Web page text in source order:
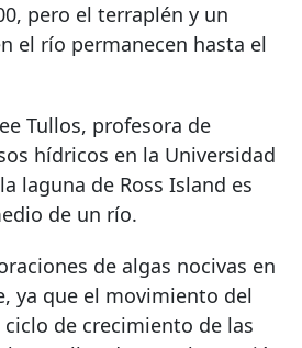
pero el terraplén y un
el río permanecen hasta el
Tullos, profesora de
hídricos en la Universidad
laguna de Ross Island es
de un río.
de algas nocivas en
ya que el movimiento del
de crecimiento de las